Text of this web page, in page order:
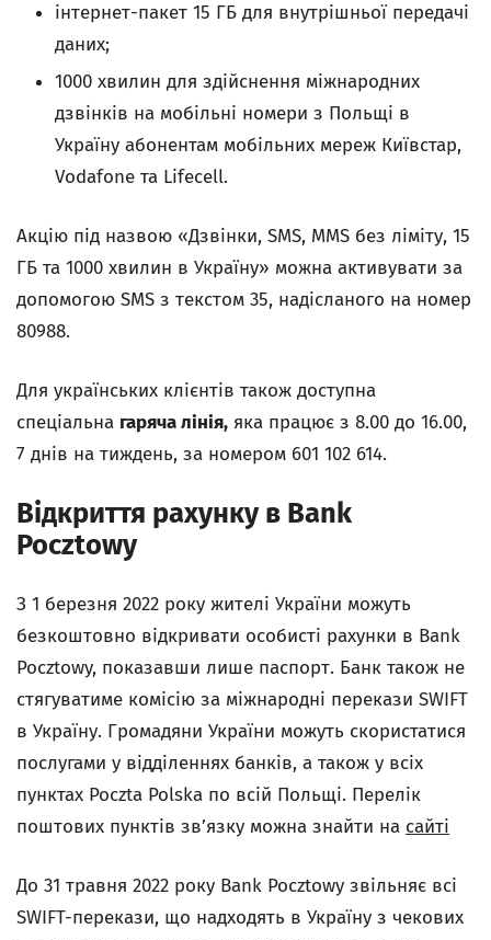
iнтернет-пакет 15 ГБ для внутрішньої передачі
даних;
1000 хвилин для здійснення міжнародних
дзвінків на мобільні номери з Польщі в
Україну абонентам мобільних мереж Київстар,
Vodafone та Lifecell.
Акцію під назвою «Дзвінки, SMS, MMS без ліміту, 15
ГБ та 1000 хвилин в Україну» можна активувати за
допомогою SMS з текстом 35, надісланого на номер
80988.
Для українських клієнтів також доступна
спеціальна гаряча лінія, яка працює з 8.00 до 16.00,
7 днів на тиждень, за номером 601 102 614.
Відкриття рахунку в Bank
Pocztowy
З 1 березня 2022 року жителі України можуть
безкоштовно відкривати особисті рахунки в Bank
Pocztowy, показавши лише паспорт. Банк також не
стягуватиме комісію за міжнародні перекази SWIFT
в Україну. Громадяни України можуть скористатися
послугами у відділеннях банків, а також у всіх
пунктах Poczta Polska по всій Польщі. Перелік
поштових пунктів зв’язку можна знайти на сайті
До 31 травня 2022 року Bank Pocztowy звільняє всі
SWIFT-перекази, що надходять в Україну з чекових